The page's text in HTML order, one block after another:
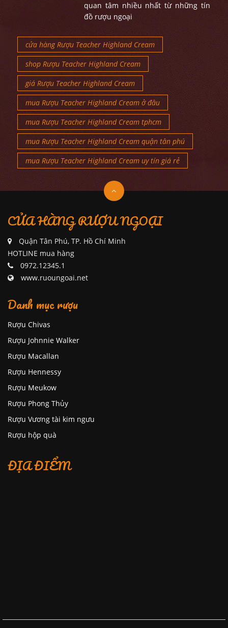
quan tâm nhiều nhất từ những tín
đồ rượu ngoại
cửa hàng Rượu Teacher Highland Cream
shop Rượu Teacher Highland Cream
giá Rượu Teacher Highland Cream
mua Rượu Teacher Highland Cream ở đâu
mua Rượu Teacher Highland Cream tphcm
mua Rượu Teacher Highland Cream quận tân phú
mua Rượu Teacher Highland Cream uy tín giá rẻ
CỬA HÀNG RƯỢU NGOẠI
Quận Tân Phú, TP. Hồ Chí Minh
HOTLINE mua hàng
0972.12345.1
www.ruoungoai.net
Danh mục rượu
Rượu Chivas
Rượu Johnnie Walker
Rượu Macallan
Rượu Hennessy
Rượu Meukow
Rượu Phong Thủy
Rượu Vương tài kim ngưu
Rượu hộp quà
ĐỊA ĐIỂM